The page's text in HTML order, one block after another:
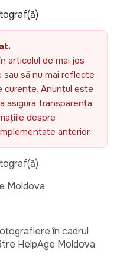
articolul de mai jos
să nu mai reflecte
curente. Anunțul este
asigura transparența
despre
anterior.
Moldova
în cadrul
HelpAge Moldova